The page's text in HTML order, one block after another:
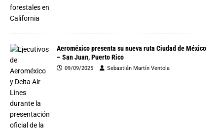
Aeroméxico presenta su nueva ruta Ciudad de México
– San Juan, Puerto Rico
09/09/2025 Sebastián Martín Ventola